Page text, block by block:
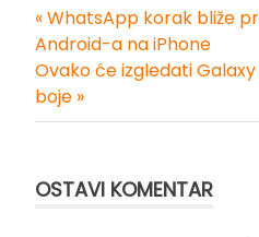
Kretanje
članka
« WhatsApp korak bliže
Android-a na iPhone
Ovako će izgledati
boje »
OSTAVI KOMENTAR